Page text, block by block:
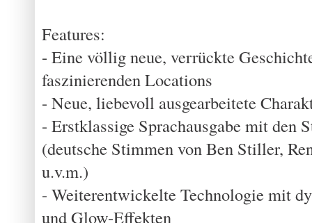
Features:
- Eine völlig neue, verrückte
faszinierenden Locations
- Neue, liebevoll ausgearbeitete
- Erstklassige Sprachausgabe mit den
(deutsche Stimmen von Ben Stiller,
u.v.m.)
- Weiterentwickelte Technologie mit
und Glow-Effekten